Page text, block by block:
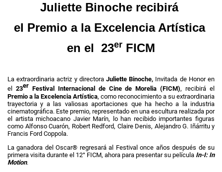
Juliette Binoche recibirá
el Premio a la Excelencia Artística
en el 23er FICM
La extraordinaria actriz y directora Juliette Binoche, Invitada de Honor en
el 23er Festival Internacional de Cine de Morelia (FICM), recibirá el
Premio a la Excelencia Artística, como reconocimiento a su extraordinaria
trayectoria y a las valiosas aportaciones que ha hecho a la industria
cinematográfica. Este premio, representado en una escultura realizada por
el artista michoacano Javier Marín, lo han recibido importantes figuras
como Alfonso Cuarón, Robert Redford, Claire Denis, Alejandro G. Iñárritu y
Francis Ford Coppola.
La ganadora del Oscar® regresará al Festival once años después de su
primera visita durante el 12° FICM, ahora para presentar su película In-I: In
Motion.